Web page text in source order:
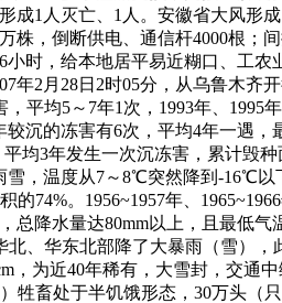
1人灭亡、1人。安徽省大风形
，倒断供电、通信杆4000根；
时，给本地居平易近糊口、工
2月28日2时05分，从乌鲁木齐
均5～7年1次，1993年、1995
沉的冻害有6次，平均4年一遇，
均3年发生一次沉冻害，累计毁
，温度从7～8℃突然降到-16℃
74%。1956~1957年、
降水量达80mm以上，且最低
、华东北部降了大暴雨（雪）
，为近40年稀有，大雪封，交通
畜处于半饥饿形态，30万头（